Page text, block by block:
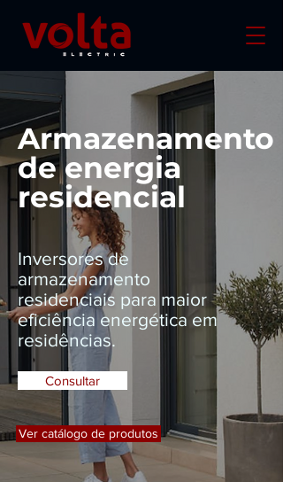
Armazenamento
de energia
residencial
Inversores de
armazenamento
residenciais para maior
eficiência energética em
residências.
Consultar
Ver catálogo de produtos